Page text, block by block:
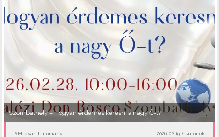
Szombathely – Hogyan érdemes keresni a nagy Ő-t?
#Magyar Tartomány 2026-02-19, Csütörtök